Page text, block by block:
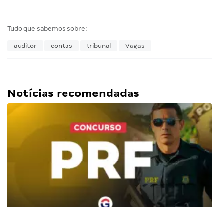
Tudo que sabemos sobre:
auditor contas tribunal Vagas
Notícias recomendadas